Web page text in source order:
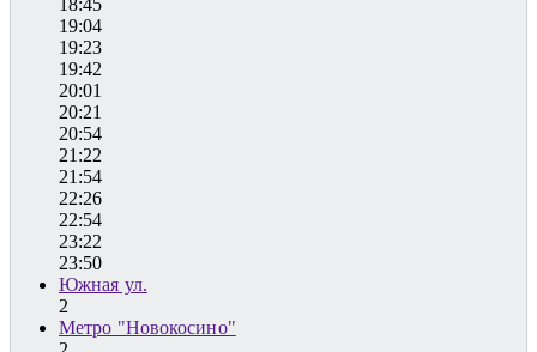
18:45
19:04
19:23
19:42
20:01
20:21
20:54
21:22
21:54
22:26
22:54
23:22
23:50
Южная ул.
2
Метро "Новокосино"